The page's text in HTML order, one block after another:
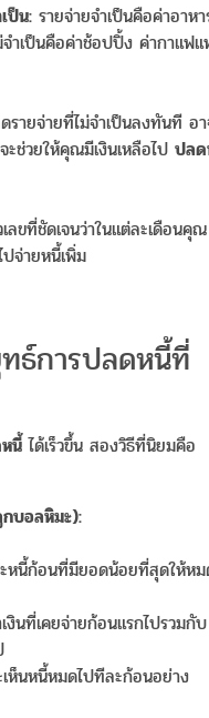
ป็น: รายจ่ายจำเป็นคือค่าอาห
จำเป็นคือค่าช้อปปิ้ง ค่ากาแฟ
รายจ่ายที่ไม่จำเป็นลงทันที อ
ช่วยให้คุณมีเงินเหลือไป ปล
ลขที่ชัดเจนว่าในแต่ละเดือนคุณ
ปจ่ายหนี้เพิ่ม
ธ์การปลดหนี้ที่
นี้ได้เร็วขึ้น สองวิธีที่นิยมคือ
บอลหิมะ):
ะหนี้ก้อนที่มียอดน้อยที่สุดให้ห
นที่เคยจ่ายก้อนแรกไปรวมกับ
เห็นหนี้หมดไปทีละก้อนอย่าง